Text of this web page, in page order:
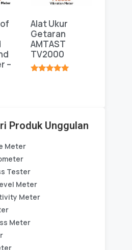
–
Alat Ukur
Getaran
AMTAST
TV2000
Produk Unggulan
Meter
Tester
Meter
Meter
Meter